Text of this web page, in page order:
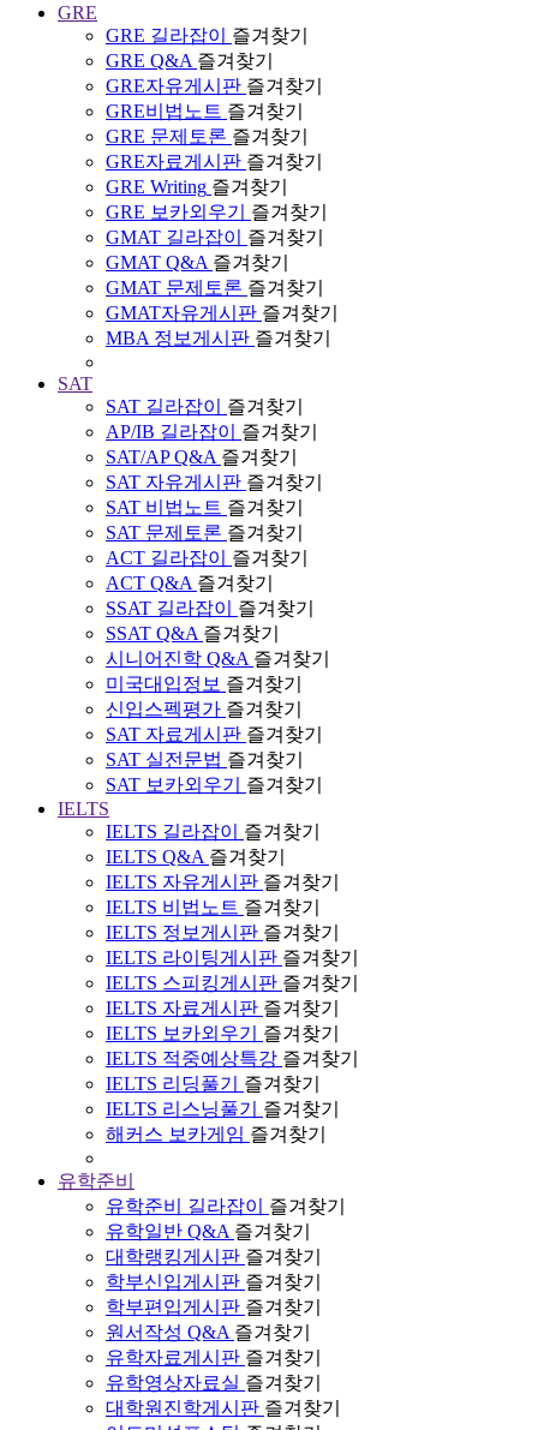
GRE
GRE 길라잡이
즐겨찾기
GRE Q&A 즐겨찾기
GRE자유게시판 즐겨찾기
GRE비법노트 즐겨찾기
GRE 문제토론 즐겨찾기
GRE자료게시판 즐겨찾기
GRE Writing 즐겨찾기
GRE 보카외우기
즐겨찾기
GMAT 길라잡이
즐겨찾기
GMAT Q&A 즐겨찾기
GMAT 문제토론 즐겨찾기
GMAT자유게시판 즐겨찾기
MBA 정보게시판 즐겨찾기
SAT
SAT 길라잡이
즐겨찾기
AP/IB 길라잡이
즐겨찾기
SAT/AP Q&A 즐겨찾기
SAT 자유게시판 즐겨찾기
SAT 비법노트 즐겨찾기
SAT 문제토론 즐겨찾기
ACT 길라잡이
즐겨찾기
ACT Q&A 즐겨찾기
SSAT 길라잡이
즐겨찾기
SSAT Q&A 즐겨찾기
시니어진학 Q&A 즐겨찾기
미국대입정보 즐겨찾기
신입스펙평가 즐겨찾기
SAT 자료게시판 즐겨찾기
SAT 실전문법 즐겨찾기
SAT 보카외우기
즐겨찾기
IELTS
IELTS 길라잡이
즐겨찾기
IELTS Q&A 즐겨찾기
IELTS 자유게시판 즐겨찾기
IELTS 비법노트 즐겨찾기
IELTS 정보게시판 즐겨찾기
IELTS 라이팅게시판 즐겨찾기
IELTS 스피킹게시판 즐겨찾기
IELTS 자료게시판 즐겨찾기
IELTS 보카외우기
즐겨찾기
IELTS 적중예상특강 즐겨찾기
IELTS 리딩풀기
즐겨찾기
IELTS 리스닝풀기
즐겨찾기
해커스 보카게임 즐겨찾기
유학준비
유학준비 길라잡이
즐겨찾기
유학일반 Q&A 즐겨찾기
대학랭킹게시판 즐겨찾기
학부신입게시판 즐겨찾기
학부편입게시판 즐겨찾기
원서작성 Q&A 즐겨찾기
유학자료게시판 즐겨찾기
유학영상자료실 즐겨찾기
대학원진학게시판 즐겨찾기